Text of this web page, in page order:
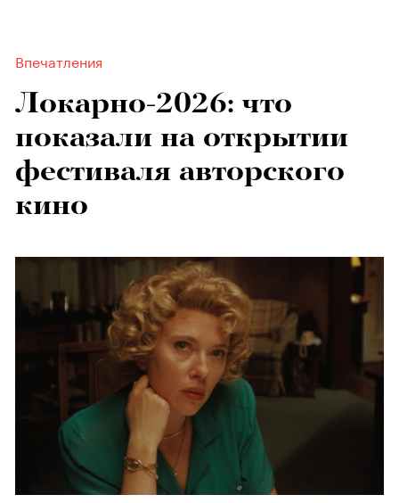
Впечатления
Локарно-2026: что
показали на открытии
фестиваля авторского
кино